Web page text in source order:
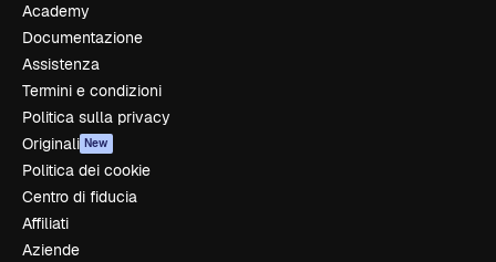
Academy
Documentazione
Assistenza
Termini e condizioni
Politica sulla privacy
Originali New
Politica dei cookie
Centro di fiducia
Affiliati
Aziende